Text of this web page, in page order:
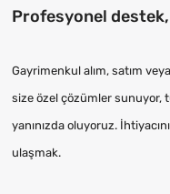
Profesyonel destek,
Gayrimenkul alım, satım
size özel çözümler sunuyor,
yanınızda oluyoruz.
ulaşmak.